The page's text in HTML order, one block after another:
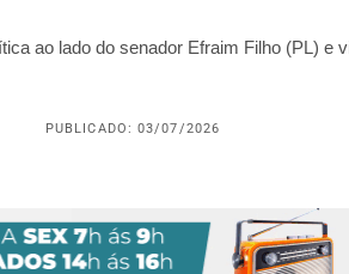
ao lado do senador Efraim Filho (PL) e
PUBLICADO: 03/07/2026